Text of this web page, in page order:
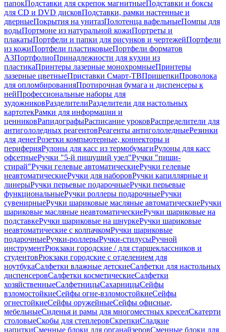
папокПодставки для скрепок магнитныеПодставки и боксы
для CD и DVD дисковПодставки, рамки настенные и
дверныеПокрытия на унитазПолотенца вафельныеПомпы для
водыПортмоне из натуральной кожиПортреты и
плакатыПортфели и папки для рисунков и чертежейПортфели
из кожиПортфели пластиковыеПортфели форматов
А3ПортфолиоПринадлежности для кухни из
пластикаПринтеры лазерные монохромныеПринтеры
лазерные цветныеПриставки Смарт-ТВПрищепкиПроволока
для опломбированияПротирочная бумага и диспенсеры к
нейПрофессиональные наборы для
художниковРазделителиРазделители для настольных
картотекРамки для информации и
ценниковРапидографыРасписание уроковРаспределители для
антигололедных реагентовРеагенты антигололедныеРезинки
для денегРозетки компьютерные, коннекторы и
периферияРулоны для касс из термобумагиРулоны для касс
офсетныеРучки "5-й пишущий узел"Ручки "пиши-
стирай"Ручки гелевые автоматическиеРучки гелевые
неавтоматическиеРучки для наборовРучки капиллярные и
линерыРучки перьевые подарочныеРучки перьевые
функциональныеРучки роллеры подарочныеРучки
сувенирныеРучки шариковые масляные автоматическиеРучки
шариковые масляные неавтоматическиеРучки шариковые на
подставкеРучки шариковые на шнуркеРучки шариковые
неавтоматические с колпачкомРучки шариковые
подарочныеРучки-роллерыРучки-стилусыРучной
инструментРюкзаки городские / для старшеклассников и
студентовРюкзаки городские с отделением для
ноутбукаСалфетки влажные детскиеСалфетки для настольных
диспенсеровСалфетки косметическиеСалфетки
хозяйственныеСалфетницыСахарницыСейфы
взломостойкиеСейфы огне-взломостойкиеСейфы
огнестойкиеСейфы оружейныеСейфы офисные,
мебельныеСиденья и рамы для многоместных креселСкатерти
столовыеСкобы для степлеровСкрепкиСладкие
напиткиСменные блоки для органайзеровСменные блоки для